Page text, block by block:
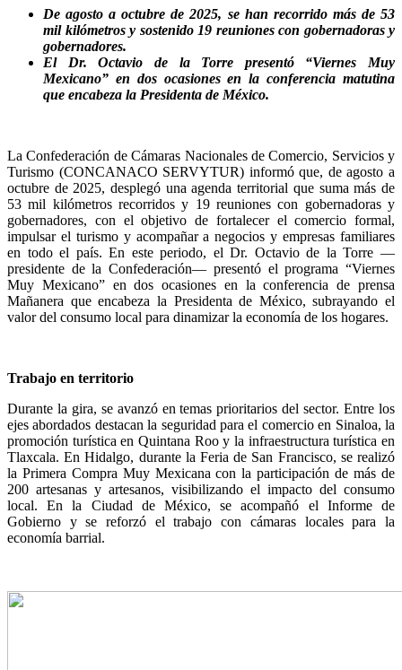
De agosto a octubre de 2025, se han recorrido más de 53
mil kilómetros y sostenido 19 reuniones con gobernadoras y
gobernadores.
El Dr. Octavio de la Torre presentó “Viernes Muy
Mexicano” en dos ocasiones en la conferencia matutina
que encabeza la Presidenta de México.
La Confederación de Cámaras Nacionales de Comercio, Servicios y
Turismo (CONCANACO SERVYTUR) informó que, de agosto a
octubre de 2025, desplegó una agenda territorial que suma más de
53 mil kilómetros recorridos y 19 reuniones con gobernadoras y
gobernadores, con el objetivo de fortalecer el comercio formal,
impulsar el turismo y acompañar a negocios y empresas familiares
en todo el país. En este periodo, el Dr. Octavio de la Torre —
presidente de la Confederación— presentó el programa “Viernes
Muy Mexicano” en dos ocasiones en la conferencia de prensa
Mañanera que encabeza la Presidenta de México, subrayando el
valor del consumo local para dinamizar la economía de los hogares.
Trabajo en territorio
Durante la gira, se avanzó en temas prioritarios del sector. Entre los
ejes abordados destacan la seguridad para el comercio en Sinaloa, la
promoción turística en Quintana Roo y la infraestructura turística en
Tlaxcala. En Hidalgo, durante la Feria de San Francisco, se realizó
la Primera Compra Muy Mexicana con la participación de más de
200 artesanas y artesanos, visibilizando el impacto del consumo
local. En la Ciudad de México, se acompañó el Informe de
Gobierno y se reforzó el trabajo con cámaras locales para la
economía barrial.